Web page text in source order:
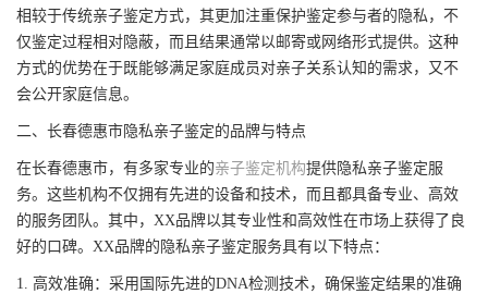
相较于传统亲子鉴定方式，其更加注重保护鉴定参与者的隐私，不
仅鉴定过程相对隐蔽，而且结果通常以邮寄或网络形式提供。这种
方式的优势在于既能够满足家庭成员对亲子关系认知的需求，又不
会公开家庭信息。
二、长春德惠市隐私亲子鉴定的品牌与特点
在长春德惠市，有多家专业的亲子鉴定机构提供隐私亲子鉴定服
务。这些机构不仅拥有先进的设备和技术，而且都具备专业、高效
的服务团队。其中，XX品牌以其专业性和高效性在市场上获得了良
好的口碑。XX品牌的隐私亲子鉴定服务具有以下特点：
1. 高效准确：采用国际先进的DNA检测技术，确保鉴定结果的准确